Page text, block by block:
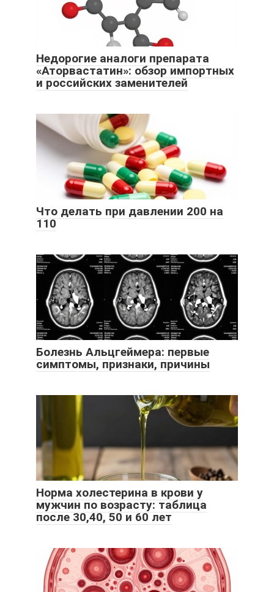
Недорогие аналоги препарата
«Аторвастатин»: обзор импортных
и российских заменителей
Что делать при давлении 200 на
110
Болезнь Альцгеймера: первые
симптомы, признаки, причины
Норма холестерина в крови у
мужчин по возрасту: таблица
после 30,40, 50 и 60 лет